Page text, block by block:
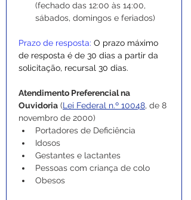
(fechado das 12:00 às 14:00,
sábados, domingos e feriados)
Prazo de resposta: O prazo máximo
de resposta é de 30 dias a partir da
solicitação, recursal 30 dias.
Atendimento Preferencial na
Ouvidoria (Lei Federal n.º 10048, de 8
novembro de 2000)
Portadores de Deficiência
Idosos
Gestantes e lactantes
Pessoas com criança de colo
Obesos